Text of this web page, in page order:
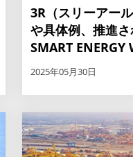
3R（スリーアー
や具体例、推進さ
SMART ENERGY
2025年05月30日